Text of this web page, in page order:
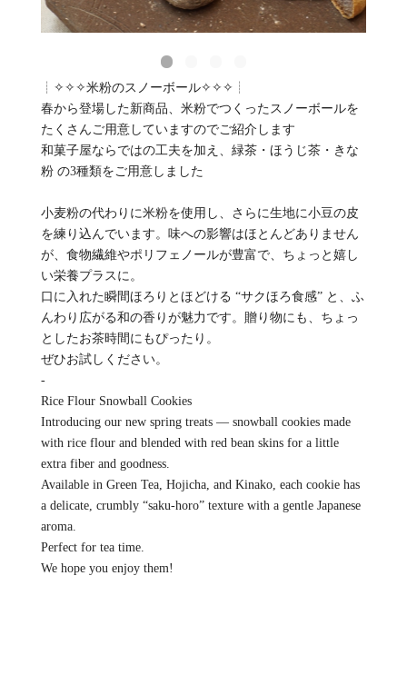
┊✧✧✧米粉のスノーボール✧✧✧┊
春から登場した新商品、米粉でつくったスノーボールを
たくさんご用意していますのでご紹介します
和菓子屋ならではの工夫を加え、緑茶・ほうじ茶・きな
粉 の3種類をご用意しました
小麦粉の代わりに米粉を使用し、さらに生地に小豆の皮
を練り込んでいます。味への影響はほとんどありません
が、食物繊維やポリフェノールが豊富で、ちょっと嬉し
い栄養プラスに。
口に入れた瞬間ほろりとほどける “サクほろ食感” と、ふ
んわり広がる和の香りが魅力です。贈り物にも、ちょっ
としたお茶時間にもぴったり。
ぜひお試しください。
-
Rice Flour Snowball Cookies
Introducing our new spring treats — snowball cookies made
with rice flour and blended with red bean skins for a little
extra fiber and goodness.
Available in Green Tea, Hojicha, and Kinako, each cookie has
a delicate, crumbly “saku-horo” texture with a gentle Japanese
aroma.
Perfect for tea time.
We hope you enjoy them!